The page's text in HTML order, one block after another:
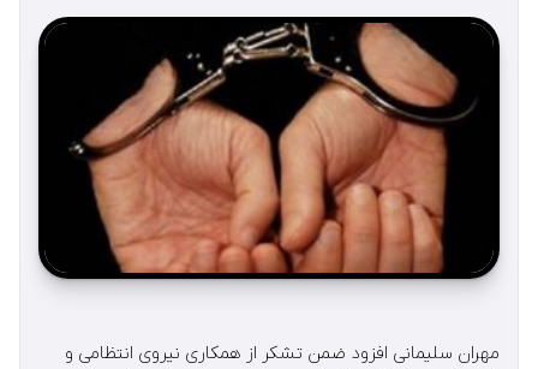
مهران سلیمانی افزود ضمن تشکر از همکاری نیروی انتظامی و